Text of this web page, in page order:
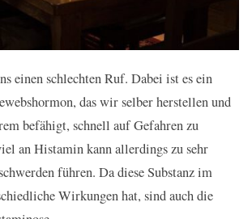
einen schlechten Ruf. Dabei ist es ein
das wir selber herstellen und
befähigt, schnell auf Gefahren zu
an Histamin kann allerdings zu sehr
führen. Da diese Substanz im
Wirkungen hat, sind auch die